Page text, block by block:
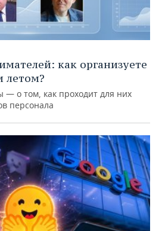
как организуете
летом?
— о том, как проходит для них
персонала